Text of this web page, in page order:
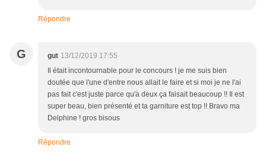
Répondre
G gut 13/12/2019 17:55
Il était incontournable pour le concours ! je me suis bien
doutée que l'une d'entre nous allait le faire et si moi je ne l'ai
pas fait c'est juste parce qu'à deux ça faisait beaucoup !! Il est
super beau, bien présenté et ta garniture est top !! Bravo ma
Delphine ! gros bisous
Répondre